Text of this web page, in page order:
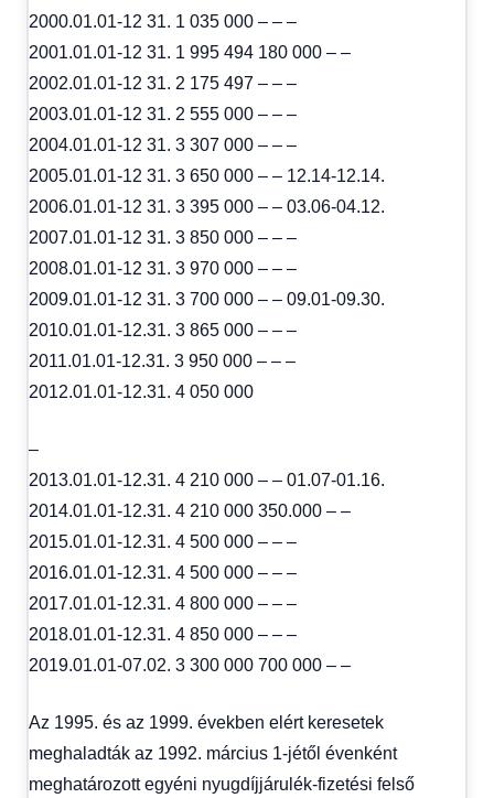
2000.01.01-12 31. 1 035 000 – – –
2001.01.01-12 31. 1 995 494 180 000 – –
2002.01.01-12 31. 2 175 497 – – –
2003.01.01-12 31. 2 555 000 – – –
2004.01.01-12 31. 3 307 000 – – –
2005.01.01-12 31. 3 650 000 – – 12.14-12.14.
2006.01.01-12 31. 3 395 000 – – 03.06-04.12.
2007.01.01-12 31. 3 850 000 – – –
2008.01.01-12 31. 3 970 000 – – –
2009.01.01-12 31. 3 700 000 – – 09.01-09.30.
2010.01.01-12.31. 3 865 000 – – –
2011.01.01-12.31. 3 950 000 – – –
2012.01.01-12.31. 4 050 000
–
2013.01.01-12.31. 4 210 000 – – 01.07-01.16.
2014.01.01-12.31. 4 210 000 350.000 – –
2015.01.01-12.31. 4 500 000 – – –
2016.01.01-12.31. 4 500 000 – – –
2017.01.01-12.31. 4 800 000 – – –
2018.01.01-12.31. 4 850 000 – – –
2019.01.01-07.02. 3 300 000 700 000 – –
Az 1995. és az 1999. években elért keresetek
meghaladták az 1992. március 1-jétől évenként
meghatározott egyéni nyugdíjjárulék-fizetési felső